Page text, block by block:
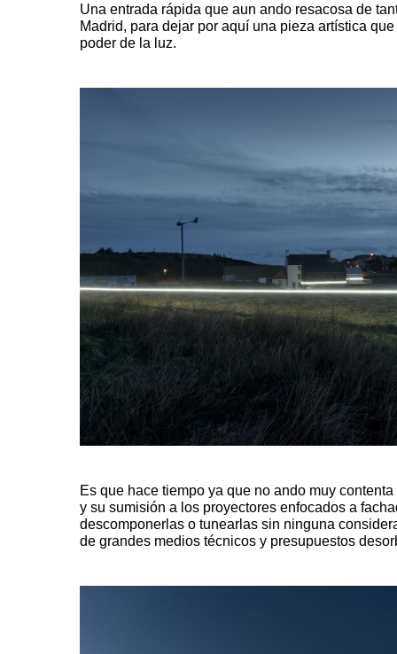
Una entrada rápida que aun ando resacosa de
Madrid, para dejar por aquí una pieza artística
poder de la luz.
Es que hace tiempo ya que no ando muy
y su sumisión a los proyectores enfocados a
descomponerlas o tunearlas sin ninguna
de grandes medios técnicos y presupuestos